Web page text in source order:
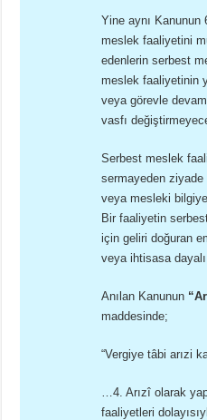
Yine aynı
meslek faaliyetini
edenlerin serbest
meslek faaliyetinin
veya görevle
vasfı
Serbest meslek
sermayeden
veya mesleki
Bir faaliyetin
için geliri doğuran
veya ihtisasa
Anılan Kanunun
maddesinde;
“Vergiye tâbi arızi
…4. Arızî olarak
faaliyetleri